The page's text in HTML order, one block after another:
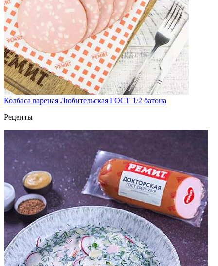
Колбаса вареная Любительская ГОСТ 1/2 батона
Рецепты